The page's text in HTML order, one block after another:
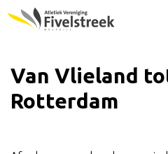
Van Vlieland
Rotterdam